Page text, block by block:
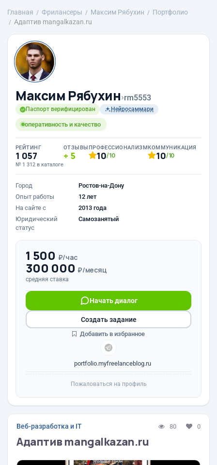
Главная Фрилансеры Максим Рябухин
Портфолио
Адаптив mangalkazan.ru
Максим Рябухин›rm5553
Паспорт верифицирован Нейросаммари
оперативность и качество
РЕЙТИНГ
1 057
№ 1 312 в каталоге
ОТЗЫВЫ
5
ПРОФЕССИОНАЛИЗМ
10/10
КОММУНИКАЦИЯ
10/10
Город
Ростов-на-Дону
Опыт работы
12 лет
На сайте с
2013 года
Юридический
статус
Самозанятый
1 500 ₽/час
300 000 ₽/месяц
средняя ставка
Начать диалог
portfolio.myfreelanceblog.ru
Создать задание
Добавить в избранное
Пожаловаться на профиль
Веб-разработка и IT 80 0
Адаптив mangalkazan.ru